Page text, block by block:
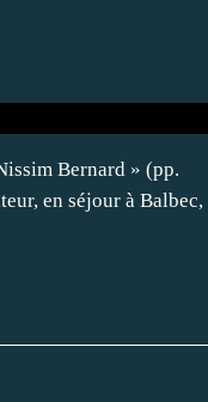
Bernard » (pp.
en séjour à Balbec,